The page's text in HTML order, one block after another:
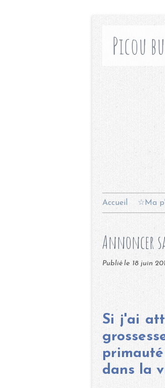
Picou
Accueil ☆Ma
Annoncer
Publié le 18 juin
Si j'ai
dans la